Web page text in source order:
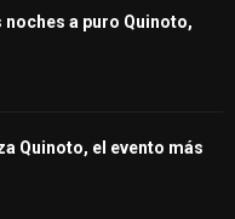
H
a puro Quinoto,
Quinoto, el evento más